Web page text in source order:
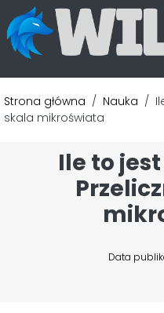
Strona główna / Nauka /
skala mikroświata
Ile to
Data